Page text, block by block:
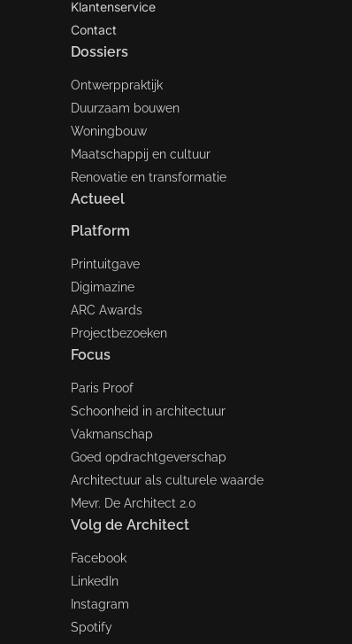
Klantenservice
Contact
Dossiers
Ontwerppraktijk
Duurzaam bouwen
Woningbouw
Maatschappij en cultuur
Renovatie en transformatie
Actueel
Platform
Printuitgave
Digimazine
ARC Awards
Projectbezoeken
Focus
Paris Proof
Schoonheid in architectuur
Vakmanschap
Goed opdrachtgeverschap
Architectuur als culturele waarde
Mevr. De Architect 2.0
Volg de Architect
Facebook
LinkedIn
Instagram
Spotify